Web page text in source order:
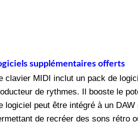
supplémentaires offerts
clavier MIDI inclut un pack de
de rythmes. Il booste le
logiciel peut être intégré à un
de recréer des sons rétro